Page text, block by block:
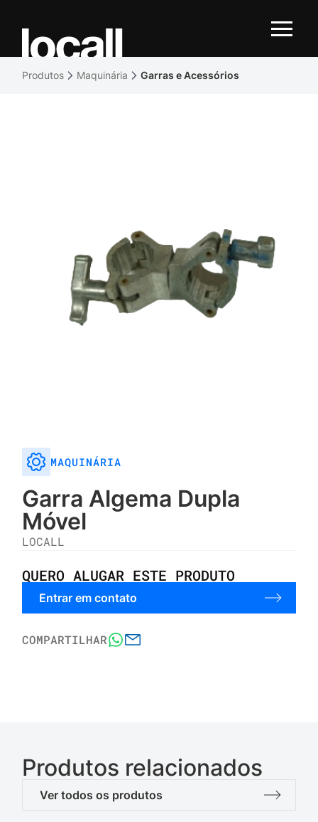
Produtos Maquinária Garras e Acessórios
MAQUINÁRIA
Garra Algema Dupla
Móvel
LOCALL
QUERO ALUGAR ESTE PRODUTO
Entrar em contato
COMPARTILHAR
Produtos relacionados
Ver todos os produtos